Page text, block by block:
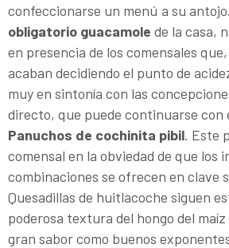
confeccionarse un menú a su
obligatorio guacamole de la casa,
en presencia de los comensales
acaban decidiendo el punto de
muy en sintonía con las
directo, que puede continuarse con
Panuchos de cochinita pibil. Este
comensal en la obviedad de que los
combinaciones se ofrecen en clave
Quesadillas de huitlacoche siguen
poderosa textura del hongo del
gran sabor como buenos